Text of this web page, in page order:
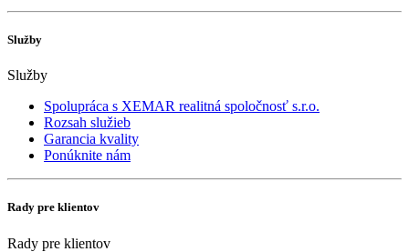
Služby
Služby
Spolupráca s XEMAR realitná spoločnosť s.r.o.
Rozsah služieb
Garancia kvality
Ponúknite nám
Rady pre klientov
Rady pre klientov